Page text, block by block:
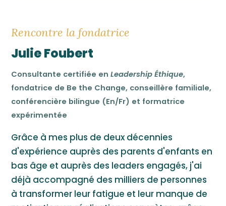
Rencontre la fondatrice
Julie Foubert
Consultante certifiée enLeadership Éthique,
fondatrice de Be the Change, conseillère familiale,
conférencière bilingue (En/Fr) et formatrice
expérimentée
Grâce à mes plus de deux décennies
d'expérience auprès des parents d'enfants en
bas âge et auprès des leaders engagés, j'ai
déjà accompagné des milliers de personnes
à transformer leur fatigue et leur manque de